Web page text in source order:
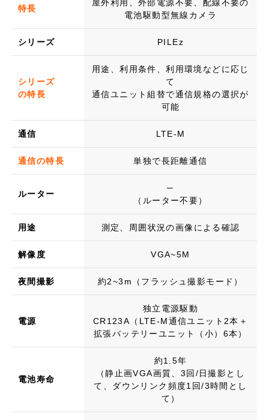
特長
屋外利用、外部電源不要、配線不要の
電池駆動型無線カメラ
シリーズ PILEz
シリーズ
の特長
用途、利用条件、利用環境などに応じ
て
通信ユニット組替で通信規格の選択が
可能
通信 LTE-M
通信の特長 単独で長距離通信
ルーター
─
（ルーター不要）
用途 測定、周囲状況の画像による確認
解像度 VGA~5M
夜間撮影 約2~3m（フラッシュ撮影モード）
電源
独立電源駆動
​CR123A（LTE-M通信ユニット2本＋
拡張バッテリーユニット（小）6本）
電池寿命
約1.5年
（静止画VGA画質、3回/日撮影とし
て、ダウンリンク頻度1回/3時間とし
て）